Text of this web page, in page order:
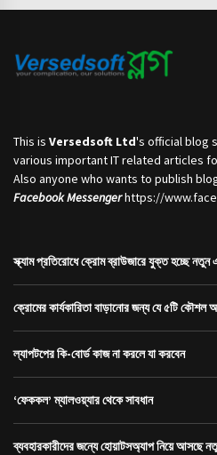
This is Versedsoft Ltd's official blog
various important IT related articles
Also anyone who wants to publish
Facebook Messengerhttps://
স্ক্যাম প্রতিরোধে ক্রোম ব্রাউজারে যুক্ত হচ্ছে
ক্রোমের কার্যকারিতা বাড়ানোর জন্য যে ৫টি কৌশল
ল্যাপটপের কি-বোর্ড কাজ না করলে যা করবেন
‘ফেককল’ ম্যালওয়্যার থেকে সাবধান
ব্যবহারকারীদের জন্যে হোয়াটসঅ্যাপ নিয়ে আসছে